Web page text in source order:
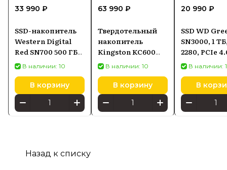
33 990 ₽
SSD-накопитель
Western Digital
Red SN700 500 ГБ
M.2
(WDS500G1R0C)
В наличии: 10
В корзину
63 990 ₽
Твердотельный
накопитель
Kingston KC600
2TB 2,5" SATA
SKC6002048G
В наличии: 10
В корзину
20 990 ₽
SSD WD
SN3000, 1
2280, PCIe
NVMeВ наличии:
В
Назад к списку